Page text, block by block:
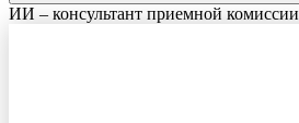
ИИ – консультант приемной комиссии